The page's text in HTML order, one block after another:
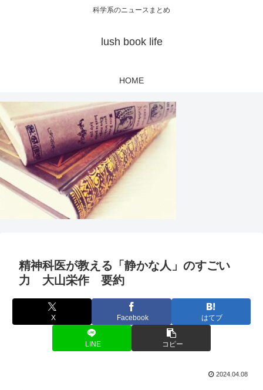
科学系のニュースまとめ
lush book life
HOME
精神科医が教える「静かな人」のすごい
力 大山栄作 要約
X Facebook はてブ
LINE コピー
2024.04.08